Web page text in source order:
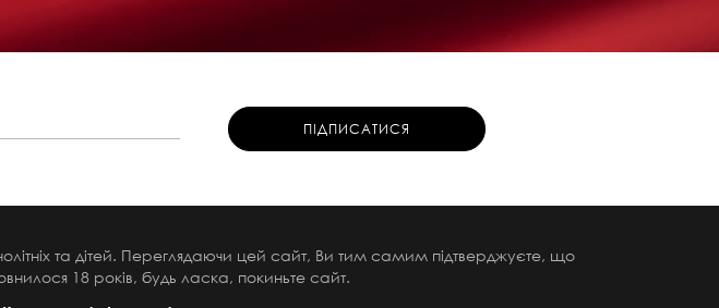
та дітей. Переглядаючи цей сайт, Ви тим самим підтверджуєте, що
18 років, будь ласка, покиньте сайт.